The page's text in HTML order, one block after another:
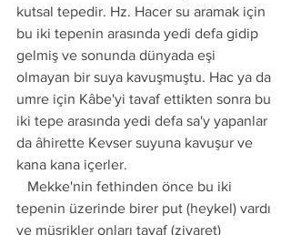
kutsal tepedir. Hz. Hacer su aramak için
bu iki tepenin arasında yedi defa gidip
gelmiş ve sonunda dünyada eşi
olmayan bir suya kavuşmuştu. Hac ya da
umre için Kâbe'yi tavaf ettikten sonra bu
iki tepe arasında yedi defa sa'y yapanlar
da âhirette Kevser suyuna kavuşur ve
kana kana içerler.
tepenin üzerinde birer put (heykel) vardı
ve müşrikler onları tavaf (ziyaret)